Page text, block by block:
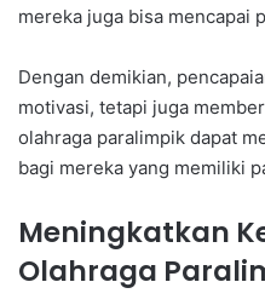
mereka juga bisa mencapai
Dengan demikian,
motivasi, tetapi juga
olahraga paralimpik dapat
bagi mereka yang memiliki
Meningkatkan
Olahraga